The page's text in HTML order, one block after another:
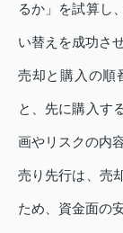
るか」を試算し
い替えを成功さ
売却と購入の順
と、先に購入す
画やリスクの内
売り先行は、売
ため、資金面の